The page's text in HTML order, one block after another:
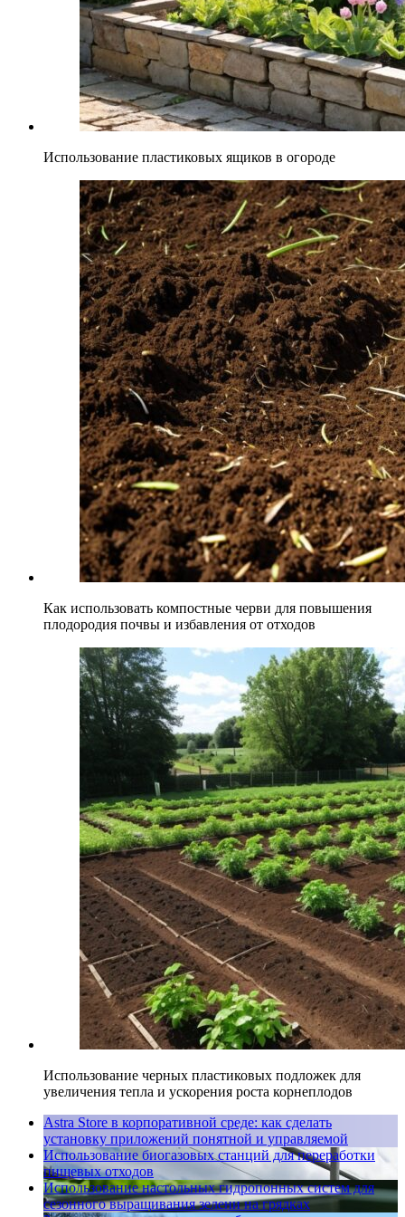
Использование пластиковых ящиков в огороде
Как использовать компостные черви для повышения
плодородия почвы и избавления от отходов
Использование черных пластиковых подложек для
увеличения тепла и ускорения роста корнеплодов
Astra Store в корпоративной среде: как сделать
установку приложений понятной и управляемой
Использование биогазовых станций для переработки
пищевых отходов
Использование настольных гидропонных систем для
сезонного выращивания зелени на грядках